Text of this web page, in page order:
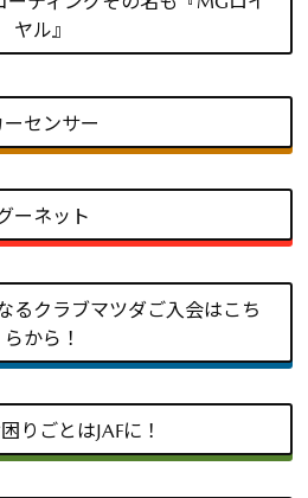
ヤル』
ーセンサー
ーネット
るクラブマツダご入会はこち
らから！
りごとはJAFに！